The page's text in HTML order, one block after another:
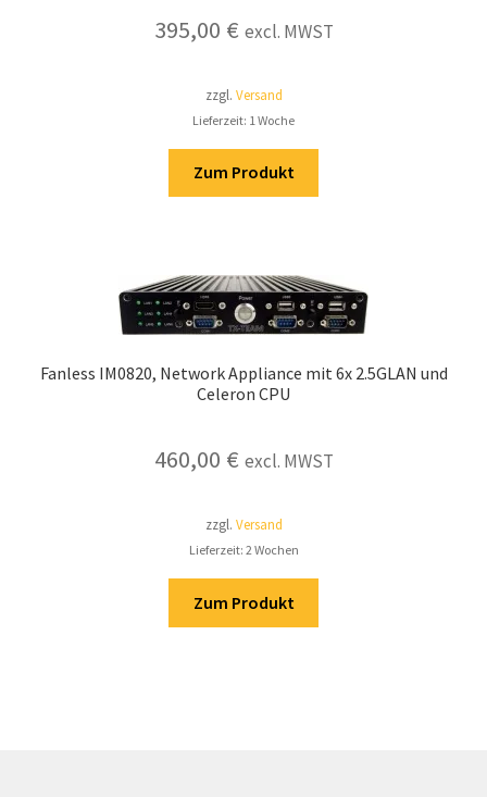
395,00 € excl. MWST
zzgl. Versand
Lieferzeit: 1 Woche
Zum Produkt
Fanless IM0820, Network Appliance mit 6x 2.5GLAN und
Celeron CPU
460,00 € excl. MWST
zzgl. Versand
Lieferzeit: 2 Wochen
Zum Produkt